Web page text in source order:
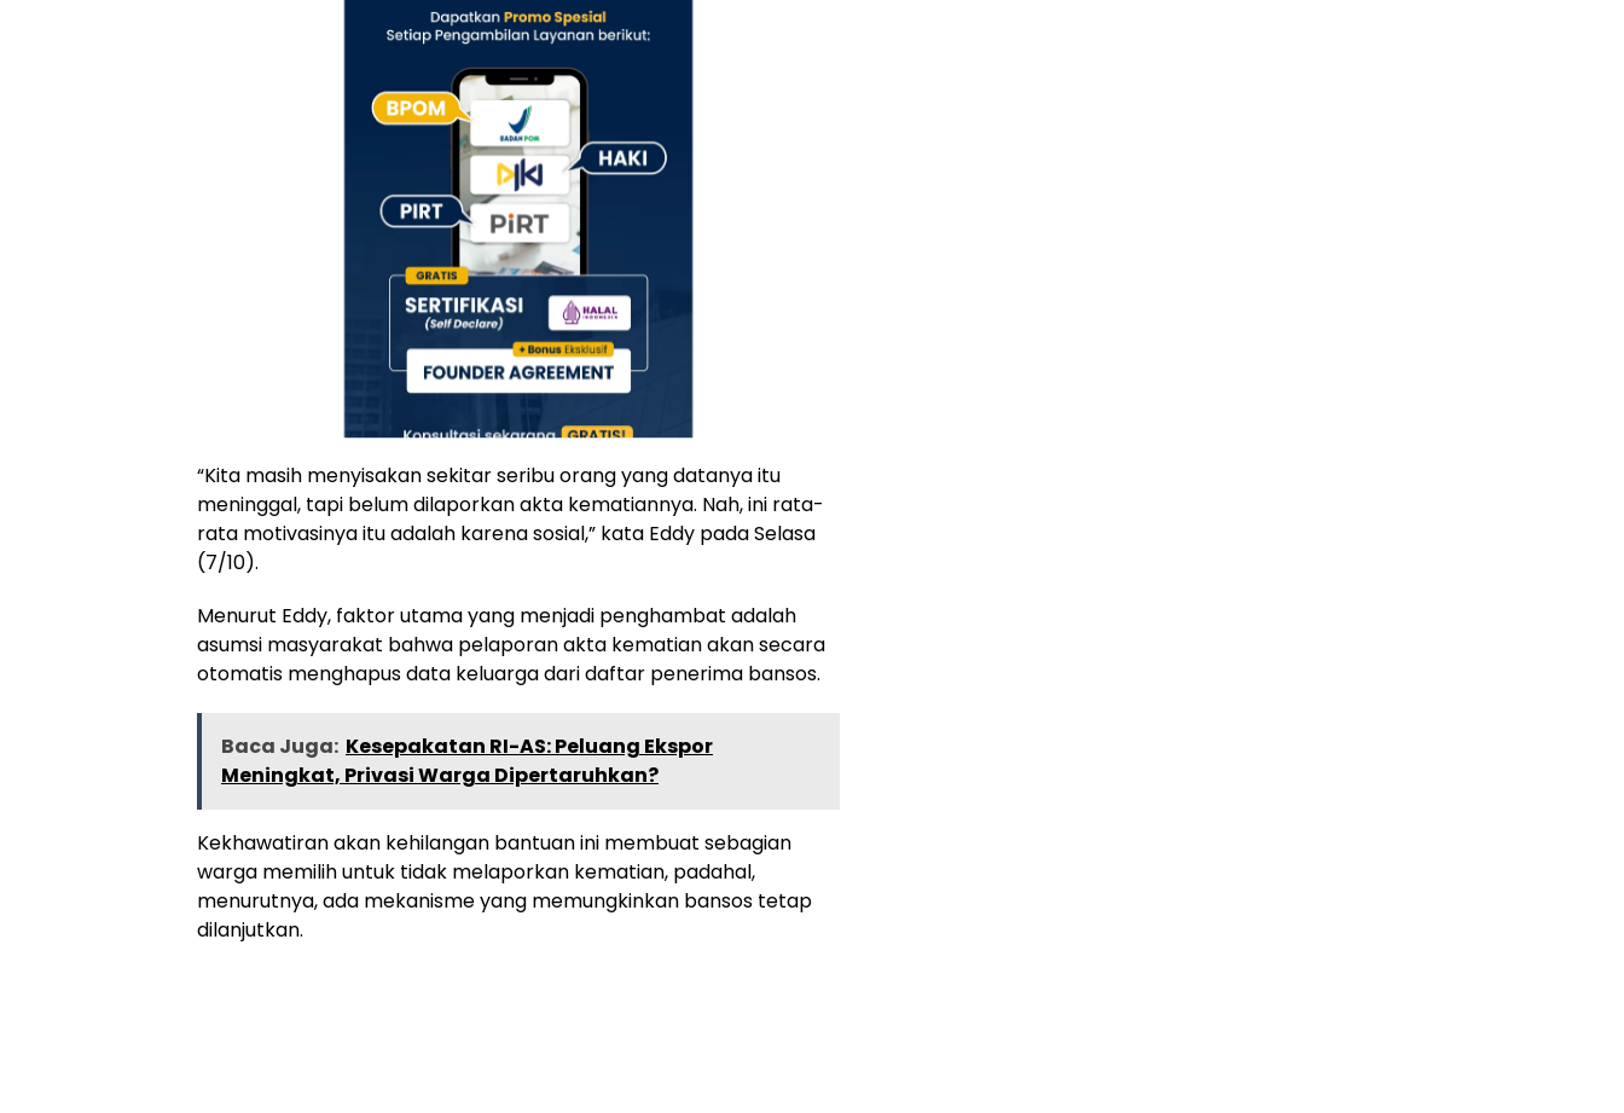
“Kita masih menyisakan sekitar seribu orang yang datanya itu
meninggal, tapi belum dilaporkan akta kematiannya. Nah, ini rata-
rata motivasinya itu adalah karena sosial,” kata Eddy pada Selasa
(7/10).
Menurut Eddy, faktor utama yang menjadi penghambat adalah
asumsi masyarakat bahwa pelaporan akta kematian akan secara
otomatis menghapus data keluarga dari daftar penerima bansos.
Baca Juga: Kesepakatan RI-AS: Peluang Ekspor
Meningkat, Privasi Warga Dipertaruhkan?
Kekhawatiran akan kehilangan bantuan ini membuat sebagian
warga memilih untuk tidak melaporkan kematian, padahal,
menurutnya, ada mekanisme yang memungkinkan bansos tetap
dilanjutkan.